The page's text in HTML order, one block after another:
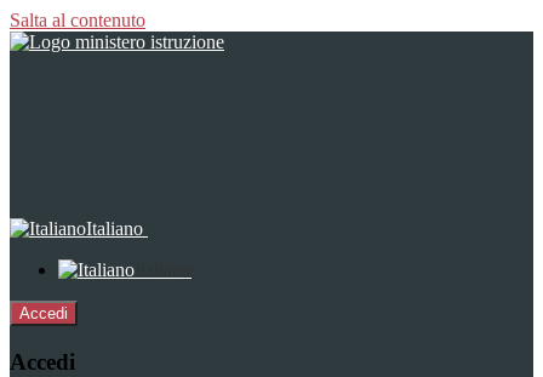
Salta al contenuto
Italiano
Accedi
Accedi